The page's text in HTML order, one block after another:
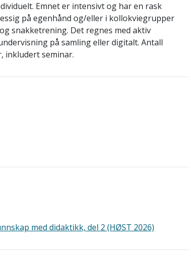
Emnet er intensivt og har en rask
på egenhånd og/eller i kollokviegrupper
snakketrening. Det regnes med aktiv
på samling eller digitalt. Antall
inkludert seminar.
med didaktikk, del 2 (HØST 2026)